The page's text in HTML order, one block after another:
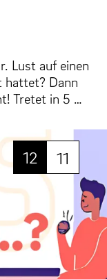
Lust auf einen
hattet? Dann
Tretet in 5 …
12 11